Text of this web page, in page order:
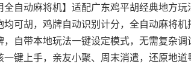
全自动麻将机】适配广东鸡平胡经典地方玩
均可胡，鸡牌自动识别计分，全自动麻将
，自带本地玩法一键设定模式，无需复杂
键上手，亲友小聚、周末消遣，还原地